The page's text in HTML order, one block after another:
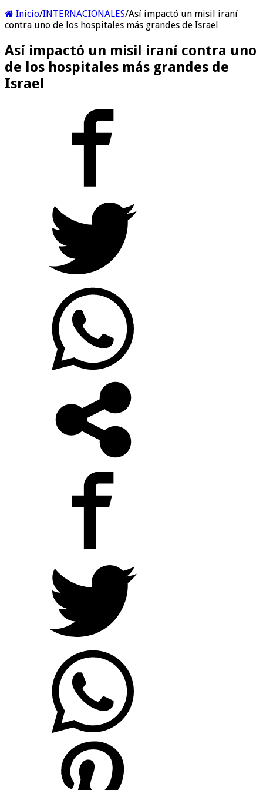
Inicio/INTERNACIONALES/Así impactó un misil iraní
contra uno de los hospitales más grandes de Israel
Así impactó un misil iraní contra uno
de los hospitales más grandes de
Israel